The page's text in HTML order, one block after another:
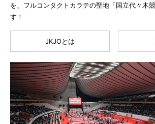
を、フルコンタクトカラテの聖地「国立代々木
す！
JKJOとは